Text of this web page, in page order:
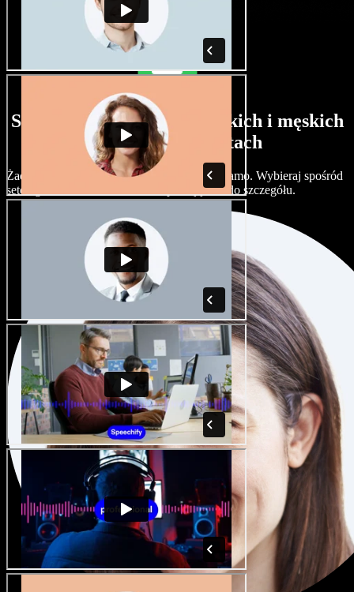
Szeroki wybór głosów żeńskich i męskich
w różnych akcentach
Żadne dwa projekty nie muszą brzmieć tak samo. Wybieraj spośród
setek głosów i akcentów AI i dopracuj je co do szczegółu.